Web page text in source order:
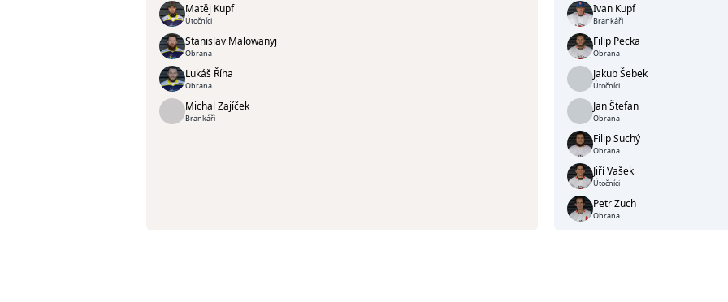
Matěj Kupf
Útočníci
Stanislav Malowanyj
Obrana
Lukáš Říha
Obrana
Michal Zajíček
Brankáři
Ivan Kupf
Brankáři
Filip Pecka
Obrana
Jakub Šebek
Útočníci
Jan Štefan
Obrana
Filip Suchý
Obrana
Jiří Vašek
Útočníci
Petr Zuch
Obrana